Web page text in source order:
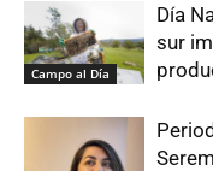
Campo al Día
Día
sur